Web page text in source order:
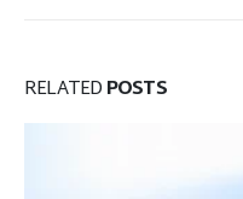
RELATEDPOSTS